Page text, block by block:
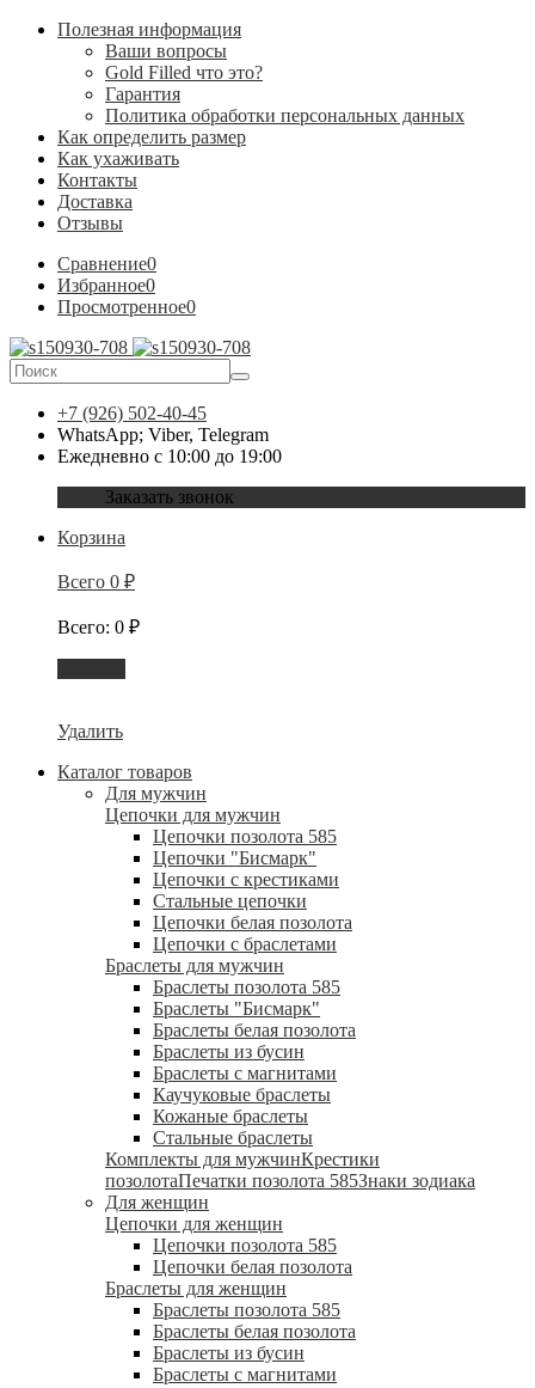
Полезная информация
Ваши вопросы
Gold Filled что это?
Гарантия
Политика обработки персональных данных
Как определить размер
Как ухаживать
Контакты
Доставка
Отзывы
Сравнение0
Избранное0
Просмотренное0
+7 (926) 502-40-45
WhatsApp; Viber, Telegram
Ежедневно с 10:00 до 19:00
Заказать звонок
Корзина
Всего 0 ₽
Всего: 0 ₽
Удалить
Каталог товаров
Для мужчин
Цепочки для мужчин
Цепочки позолота 585
Цепочки "Бисмарк"
Цепочки с крестиками
Стальные цепочки
Цепочки белая позолота
Цепочки с браслетами
Браслеты для мужчин
Браслеты позолота 585
Браслеты "Бисмарк"
Браслеты белая позолота
Браслеты из бусин
Браслеты с магнитами
Каучуковые браслеты
Кожаные браслеты
Стальные браслеты
Комплекты для мужчинКрестики
позолотаПечатки позолота 585Знаки зодиака
Для женщин
Цепочки для женщин
Цепочки позолота 585
Цепочки белая позолота
Браслеты для женщин
Браслеты позолота 585
Браслеты белая позолота
Браслеты из бусин
Браслеты с магнитами